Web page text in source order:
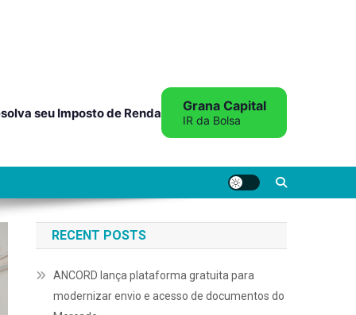
seu Imposto de Renda Grana Capital
IR da Bolsa
RECENT POSTS
ANCORD lança plataforma gratuita para
modernizar envio e acesso de documentos do